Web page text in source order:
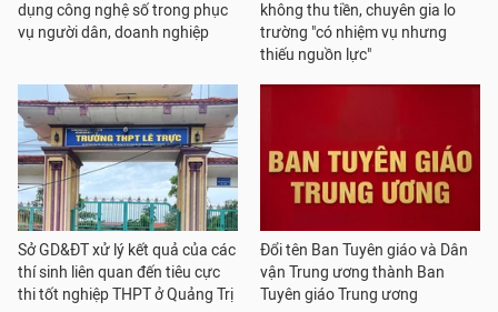
dụng công nghệ số trong phục
vụ người dân, doanh nghiệp
không thu tiền, chuyên gia lo
trường "có nhiệm vụ nhưng
thiếu nguồn lực"
Sở GD&ĐT xử lý kết quả của các
thí sinh liên quan đến tiêu cực
thi tốt nghiệp THPT ở Quảng Trị
Đổi tên Ban Tuyên giáo và Dân
vận Trung ương thành Ban
Tuyên giáo Trung ương